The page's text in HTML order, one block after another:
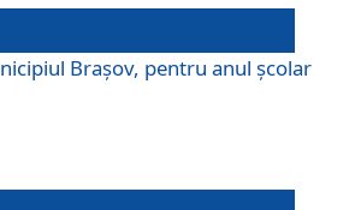
Braşov, pentru anul școlar